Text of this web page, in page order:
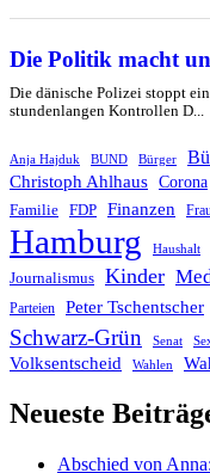
Die Politik macht
Die dänische Polizei stoppt
stundenlangen Kontrollen D...
Anja Hajduk BUND Bürger
Christoph Ahlhaus Corona
Familie FDP Finanzen
Hamburg Haushalt
Journalismus Kinder
Parteien Peter Tschentscher
Schwarz-Grün Senat
Volksentscheid Wahlen
Neueste
Abschied von